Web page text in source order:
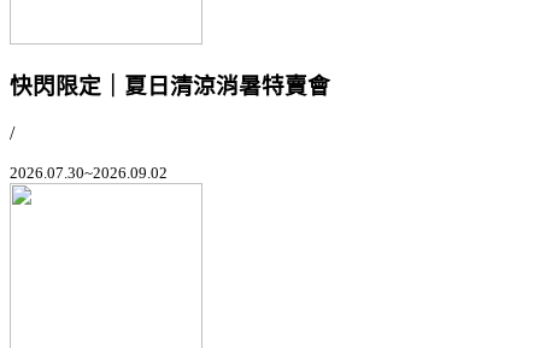
快閃限定｜夏日清涼消暑特賣會
/
2026.07.30~2026.09.02